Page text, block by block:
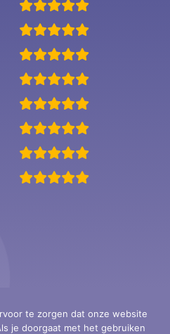
Hoortoestellen
te zorgen dat onze website
je doorgaat met het gebruiken